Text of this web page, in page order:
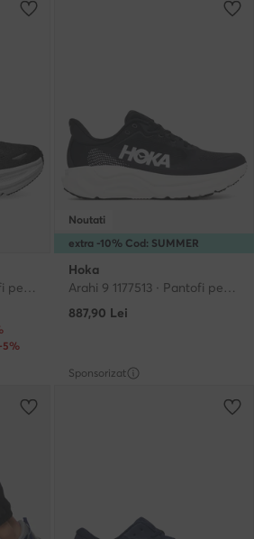
-5%
extra -10% Cod: SUMMER
Noutati
Hoka
887,90 Lei
Sponsorizat